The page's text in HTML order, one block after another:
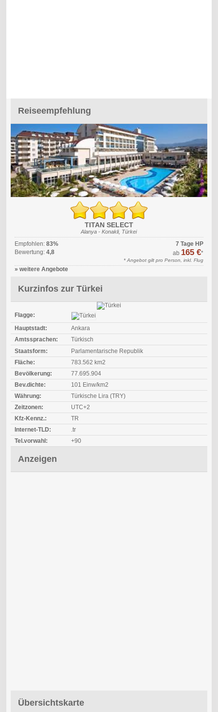
Reiseempfehlung
TITAN SELECT
Alanya - Konakli, Türkei
Empfohlen: 83%
Bewertung: 4,8
7 Tage HP
ab 165 €*
* Angebot gilt pro Person, inkl. Flug
» weitere Angebote
Kurzinfos zur Türkei
Flagge:
Hauptstadt:
Ankara
Amtssprachen:
Türkisch
Staatsform:
Parlamentarische Republik
Fläche:
783.562 km2
Bevölkerung:
77.695.904
Bev.dichte:
101 Einw/km2
Währung:
Türkische Lira (TRY)
Zeitzonen:
UTC+2
Kfz-Kennz.:
TR
Internet-TLD:
.tr
Tel.vorwahl:
+90
Anzeigen
Übersichtskarte